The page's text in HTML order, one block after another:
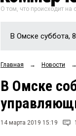
О том, что происходит
В Омске суббота,
Главная → Новости →
В Омске
14 марта 2019 15:19